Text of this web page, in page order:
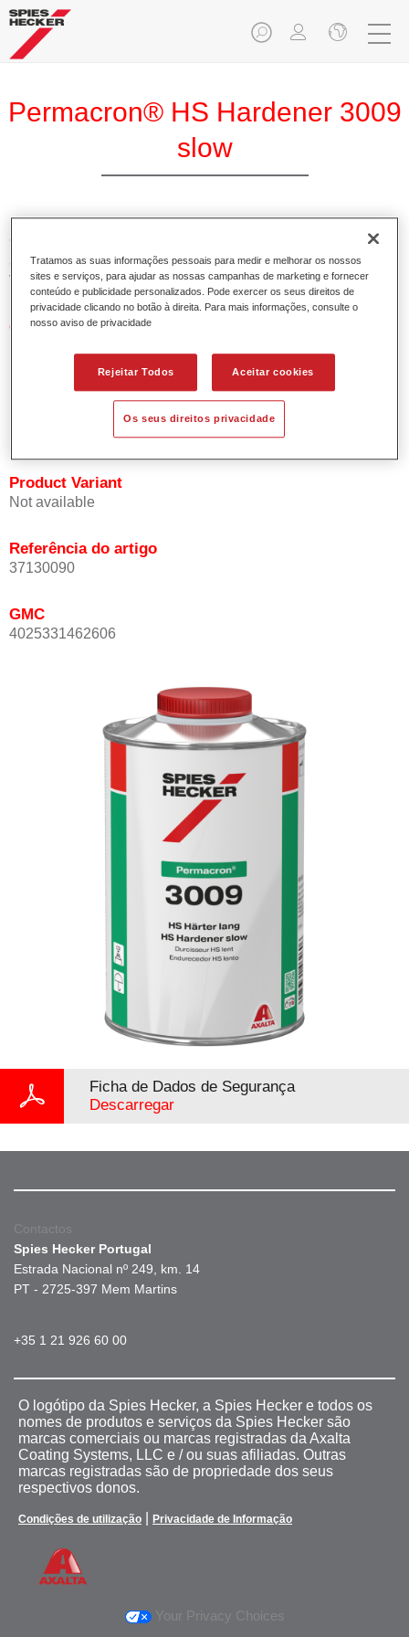
Permacron® HS Hardener 3009
slow
O Permacron Endurecedor HS 3009 lento permite a óptima
aplicação do Permacron Aparelho HS 5107 e do Permacron
Verniz HS 8007.
Características do produto
Permite uma aplicação económica e ambientalmente
responsável.
Adequado para a reparação de painéis e pinturas gerais
mesmo a temperaturas elevadas.
Product Variant
Not available
Referência do artigo
37130090
GMC
4025331462606
Ficha de Dados de Segurança
Descarregar
Contactos
Spies Hecker Portugal
Estrada Nacional nº 249, km. 14
PT - 2725-397 Mem Martins
+35 1 21 926 60 00
O logótipo da Spies Hecker, a Spies Hecker e todos os
nomes de produtos e serviços da Spies Hecker são
marcas comerciais ou marcas registradas da Axalta
Coating Systems, LLC e / ou suas afiliadas. Outras
marcas registradas são de propriedade dos seus
respectivos donos.
Condições de utilização Privacidade de Informação
Your Privacy Choices
Tratamos as suas informações pessoais para medir e melhorar os nossos
sites e serviços, para ajudar as nossas campanhas de marketing e fornecer
conteúdo e publicidade personalizados. Pode exercer os seus direitos de
privacidade clicando no botão à direita. Para mais informações, consulte o
nosso aviso de privacidade
Rejeitar Todos Aceitar cookies
Os seus direitos privacidade